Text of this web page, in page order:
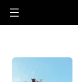
疆